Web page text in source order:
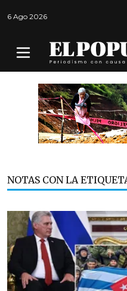
6 Ago 2026
NOTAS CON LA